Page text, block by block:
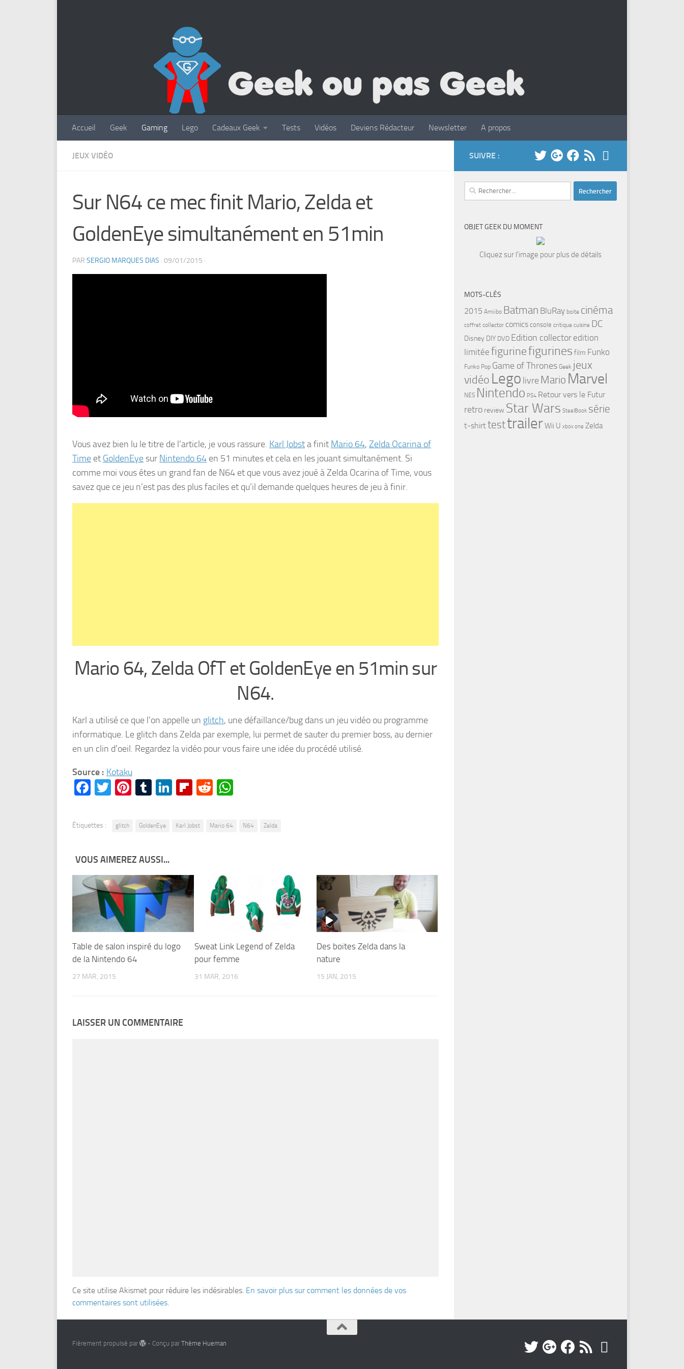
Accueil Geek Gaming Lego Cadeaux Geek Tests Vidéos Deviens Rédacteur Newsletter A propos
JEUX VIDÉO
Sur N64 ce mec finit Mario, Zelda et
GoldenEye simultanément en 51min
PAR SERGIO MARQUES DIAS · 09/01/2015 ·
Vous avez bien lu le titre de l’article, je vous rassure. Karl Jobsta finit Mario 64, Zelda Ocarina of
Time et GoldenEye sur Nintendo 64 en 51 minutes et cela en les jouant simultanément. Si
comme moi vous êtes un grand fan de N64 et que vous avez joué à Zelda Ocarina of Time, vous
savez que ce jeu n’est pas des plus faciles et qu’il demande quelques heures de jeu à finir.
Mario 64, Zelda OfT et GoldenEye en 51min sur
N64.
Karl a utilisé ce que l’on appelle un glitch, une défaillance/bug dans un jeu vidéo ou programme
informatique. Le glitch dans Zelda par exemple, lui permet de sauter du premier boss, au dernier
en un clin d’oeil. Regardez la vidéo pour vous faire une idée du procédé utilisé.
Source : Kotaku
Facebook
Twitter
Pinterest
Tumblr
LinkedIn
Flipboard
Reddit
Étiquettes : glitch GoldenEye Karl Jobst Mario 64 N64 Zelda
VOUS AIMEREZ AUSSI...
Table de salon inspiré du logo
de la Nintendo 64
27 MAR, 2015
Sweat Link Legend of Zelda
pour femme
31 MAR, 2016
Des boites Zelda dans la
nature
15 JAN, 2015
LAISSER UN COMMENTAIRE
Ce site utilise Akismet pour réduire les indésirables. En savoir plus sur comment les données de vos
commentaires sont utilisées
SUIVRE :
Rechercher :
OBJET GEEK DU MOMENT
Cliquez sur l'image pour plus de détails
MOTS-CLÉS
2015 Amiibo Batman BluRay boite cinéma
coffret collector comics console critique cuisine DC
Disney DIY DVD Edition collector edition
limitée figurinefigurines film Funko
Funko Pop Game of Thrones Geek jeux
vidéo Lego livre Mario Marvel
NES Nintendo PS4 Retour vers le Futur
retro review Star Wars SteelBook série
t-shirttesttrailerWii U xbox one Zelda
Fièrement propulsé par - Conçu parThème Hueman